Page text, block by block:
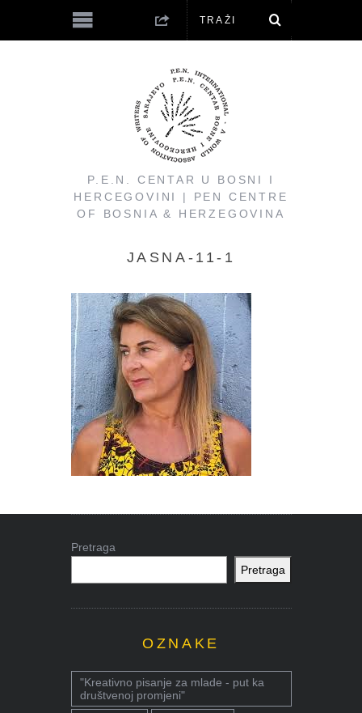
P.E.N. CENTAR U BOSNI I
HERCEGOVINI | PEN CENTRE
OF BOSNIA & HERZEGOVINA
JASNA-11-1
Pretraga
Pretraga
OZNAKE
"Kreativno pisanje za mlade - put ka
društvenoj promjeni"